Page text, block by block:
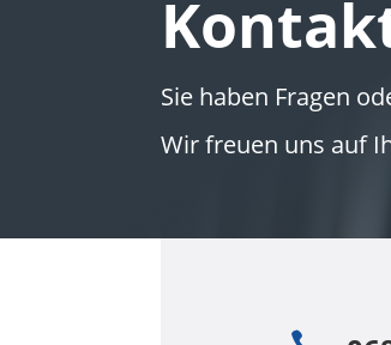
Sie haben Fragen
Wir freuen uns auf